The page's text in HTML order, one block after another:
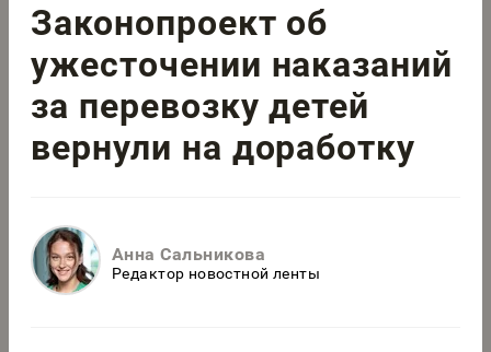
Законопроект об
ужесточении наказаний
за перевозку детей
вернули на доработку
Анна Сальникова
Редактор новостной ленты